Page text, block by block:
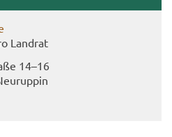
Land­rat
14–16